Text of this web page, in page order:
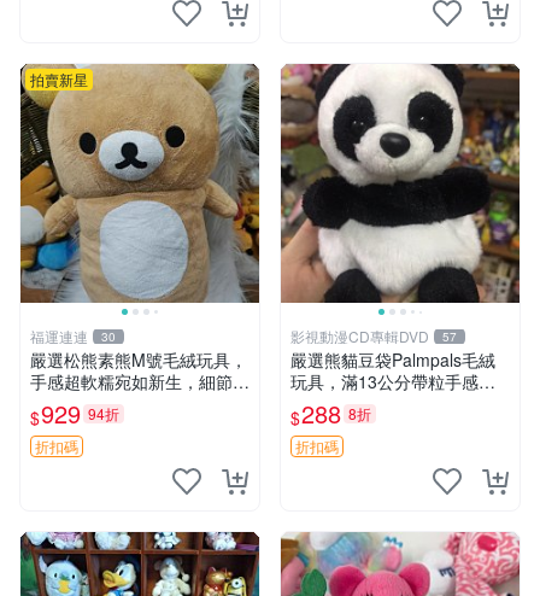
拍賣新星
福運連連 30
嚴選松熊素熊M號毛絨玩具，
手感超軟糯宛如新生，細節精
緻完美無瑕，推薦送禮或珍
藏，中古狀態保養得宜。 松
熊 素熊 毛絨doll
$929 94折
折扣碼
影視動漫CD專輯DVD 57
嚴選熊貓豆袋Palmpals毛絨
玩具，滿13公分帶粒手感極
佳，電影主題周邊推薦 熊貓
Palmpals 毛絨玩具 豆袋 劇場
版周邊
$288 8折
折扣碼